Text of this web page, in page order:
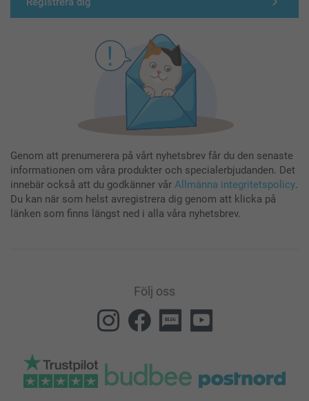
Genom att prenumerera på vårt nyhetsbrev får du den senaste
informationen om våra produkter och specialerbjudanden. Det
innebär också att du godkänner vår Allmänna integritetspolicy.
Du kan när som helst avregistrera dig genom att klicka på
länken som finns längst ned i alla våra nyhetsbrev.
Följ oss